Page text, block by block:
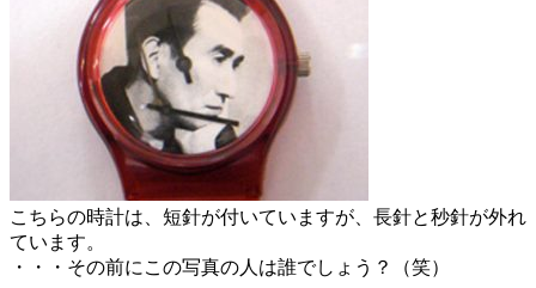
こちらの時計は、短針が付いていますが、長針と秒針が外れ
ています。
・・・その前にこの写真の人は誰でしょう？（笑）